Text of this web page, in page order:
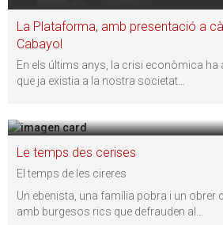
La Plataforma, amb presentació a
Cabayol
En els últims anys, la crisi econòmica ha
que ja existia a la nostra societat…
Le temps des cerises
El temps de les cireres
Un ebenista, una família pobra i un obrer
amb burgesos rics que defrauden al …